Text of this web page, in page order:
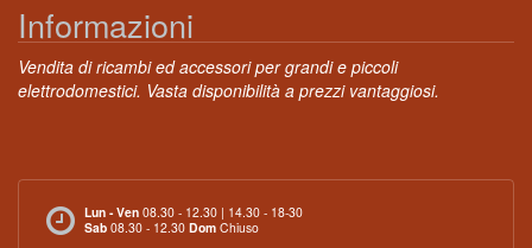
Informazioni
Vendita di ricambi ed accessori per grandi e piccoli
elettrodomestici. Vasta disponibilità a prezzi vantaggiosi.
Lun - Ven 08.30 - 12.30 | 14.30 - 18-30
Sab 08.30 - 12.30 Dom Chiuso